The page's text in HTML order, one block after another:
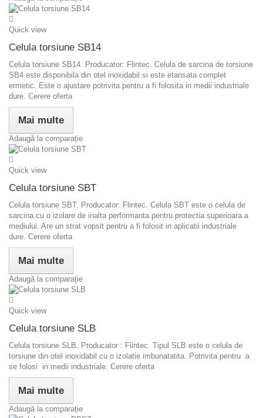
Quick view
Celula torsiune SB14
Celula torsiune SB14. Producator: Flintec. Celula de sarcina de torsiune
SB4 este disponibila din otel inoxidabil si este etansata complet
ermetic. Este o ajustare potrivita pentru a fi folosita in medii industriale
dure. Cerere oferta
Mai multe
Adaugă la comparație
Quick view
Celula torsiune SBT
Celula torsiune SBT. Producator: Flintec. Celula SBT este o celula de
sarcina cu o izolare de inalta performanta pentru protectia superioara a
mediului. Are un strat vopsit pentru a fi folosit in aplicatii industriale
dure. Cerere oferta
Mai multe
Adaugă la comparație
Quick view
Celula torsiune SLB
Celula torsiune SLB. Producator : Flintec. Tipul SLB este o celula de
torsiune din otel inoxidabil cu o izolatie imbunatatita. Potrivita pentru a
se folosi in medii industriale. Cerere oferta
Mai multe
Adaugă la comparație